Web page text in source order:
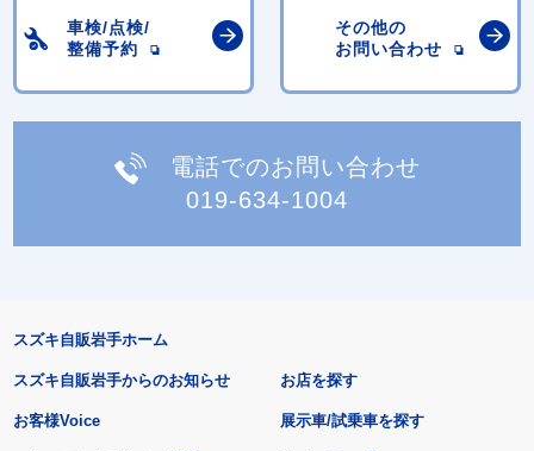
車検/点検/
整備予約
その他の
お問い合わせ
電話でのお問い合わせ
019-634-1004
スズキ自販岩手ホーム
スズキ自販岩手からのお知らせ
お客様Voice
お店を探す
展示車/試乗車を探す